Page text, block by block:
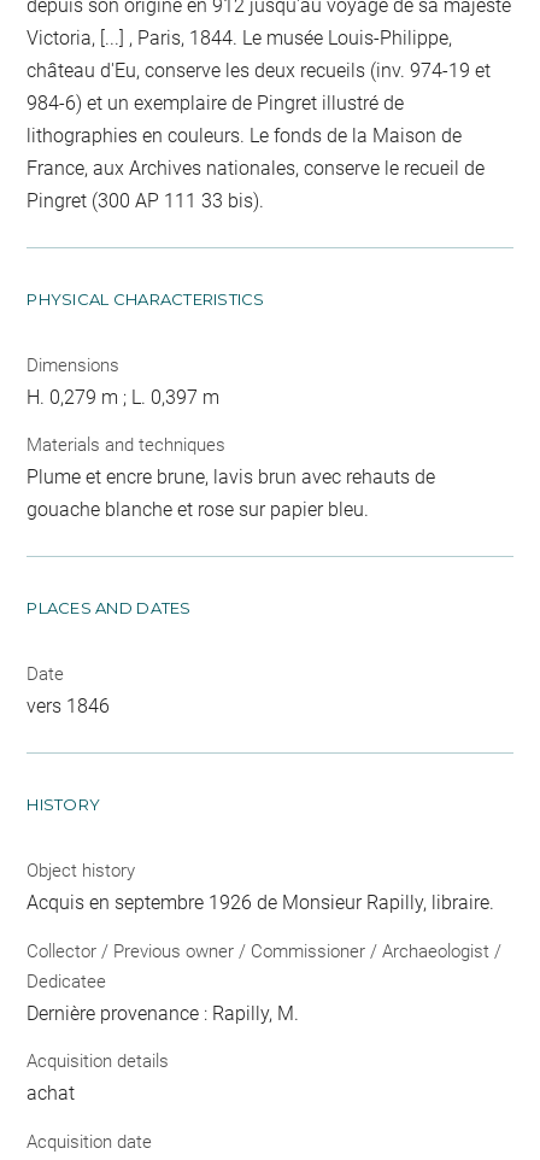
depuis son origine en 912 jusqu'au voyage de sa majesté
Victoria, [...] , Paris, 1844. Le musée Louis-Philippe,
château d'Eu, conserve les deux recueils (inv. 974-19 et
984-6) et un exemplaire de Pingret illustré de
lithographies en couleurs. Le fonds de la Maison de
France, aux Archives nationales, conserve le recueil de
Pingret (300 AP 111 33 bis).
PHYSICAL CHARACTERISTICS
Dimensions
H. 0,279 m ; L. 0,397 m
Materials and techniques
Plume et encre brune, lavis brun avec rehauts de
gouache blanche et rose sur papier bleu.
PLACES AND DATES
Date
vers 1846
HISTORY
Object history
Acquis en septembre 1926 de Monsieur Rapilly, libraire.
Collector / Previous owner / Commissioner / Archaeologist /
Dedicatee
Dernière provenance : Rapilly, M.
Acquisition details
achat
Acquisition date